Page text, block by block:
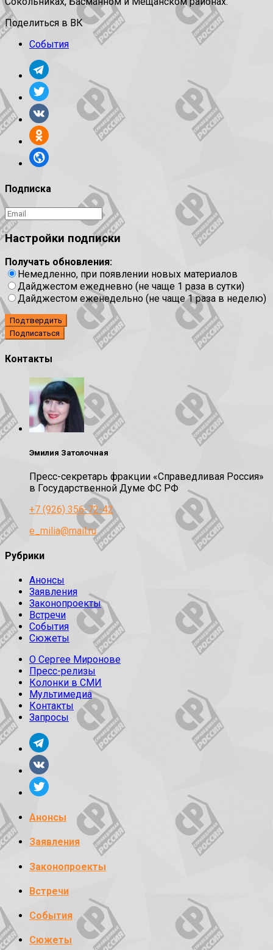
Поделиться в ВК
События
Подписка
Настройки подписки
Получать обновления:
Немедленно, при появлении новых материалов
Дайджестом ежедневно (не чаще 1 раза в сутки)
Дайджестом еженедельно (не чаще 1 раза в неделю)
Подтвердить
Контакты
Эмилия Затолочная
Пресс-секретарь фракции «Справедливая Россия»
в Государственной Думе ФС РФ
+7 (926) 356-72-42
e_milia@mail.ru
Рубрики
Анонсы
Заявления
Законопроекты
Встречи
События
Сюжеты
О Сергее Миронове
Пресс-релизы
Колонки в СМИ
Мультимедиа
Контакты
Запросы
Анонсы
Заявления
Законопроекты
Встречи
События
Сюжеты